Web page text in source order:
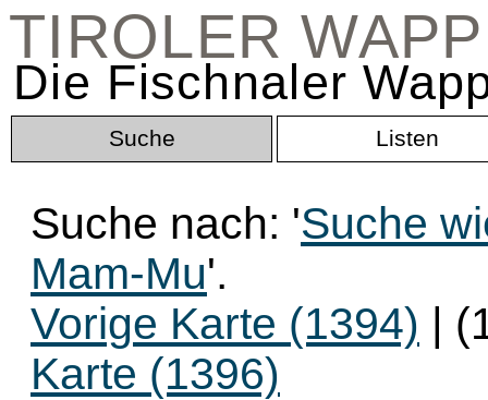
TIROLER
Die Fischnaler
Suche Listen
Suche nach: 'Suche
Mam-Mu'.
Vorige Karte (1394) |
Karte (1396)